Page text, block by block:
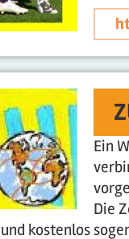
Ein
Die
kostenlos